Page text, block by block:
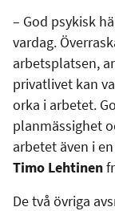
– God psykisk
vardag.
arbetsplatsen,
privatlivet kan
orka i arbetet.
planmässighet
arbetet även i
Timo Lehtinen
De två övriga